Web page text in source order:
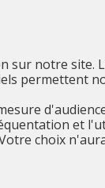
notre
permettent
et
choix